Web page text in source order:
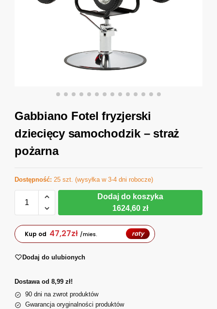
Gabbiano Fotel fryzjerski
dziecięcy samochodzik – straż
pożarna
Dostępność: 25 szt. (wysyłka w 3-4 dni robocze)
Dodaj do koszyka
1624,60 zł
Kup od 47,27zł /mies. raty
Dodaj do ulubionych
Dostawa od 8,99 zł!
90 dni na zwrot produktów
Gwarancja oryginalności produktów